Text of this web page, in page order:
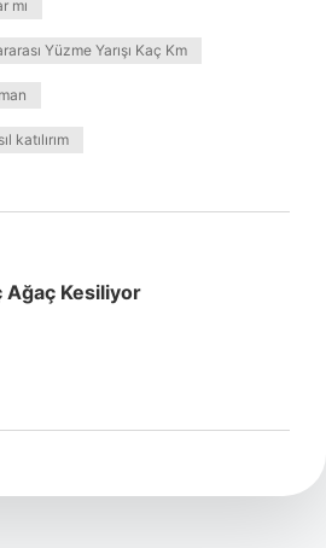
mı
Yüzme Yarışı Kaç Km
katılırım
Ağaç Kesiliyor